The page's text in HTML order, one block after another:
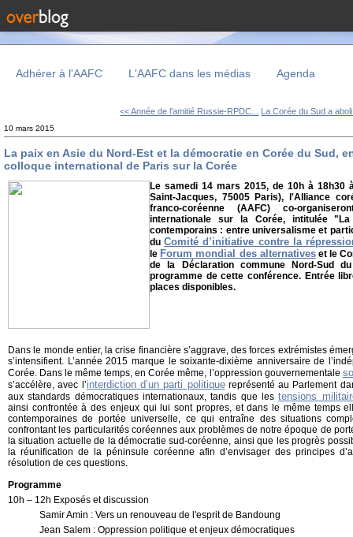
Adhérer à l'AAFC L'AAFC dans les médias Agenda
<< Année de l'amitié Russie-RPDC... La Corée du Sud a
10 mars 2015
La paix en Asie du Nord-Est et la démocratie en Corée du Sud,
colloque international de Paris sur la Corée
Le samedi 14 mars 2015, de 10h à 18h30
Saint-Jacques, 75005 Paris), l'Alliance
franco-coréenne (AAFC) co-
internationale sur la Corée, intitulée
contemporains : entre universalisme et
duComité d’initiative contre la
le Forum mondial des alternativeset le
de la Déclaration commune Nord-Sud
programme de cette conférence. Entrée
places disponibles.
Dans le monde entier, la crise financière s’aggrave, des forces extrémistes
s’intensifient. L’année 2015 marque le soixante-dixième anniversaire de
Corée. Dans le même temps, en Corée même, l’oppression gouvernementale
s’accélère, avec l’interdiction d’un parti politiquereprésenté au Parlement
aux standards démocratiques internationaux, tandis que lestensions
ainsi confrontée à des enjeux qui lui sont propres, et dans le même temps
contemporaines de portée universelle, ce qui entraîne des situations
confrontant les particularités coréennes aux problèmes de notre époque de
la situation actuelle de la démocratie sud-coréenne, ainsi que les progrès
la réunification de la péninsule coréenne afin d’envisager des principes
résolution de ces questions.
Programme
10h – 12h Exposés et discussion
Samir Amin : Vers un renouveau de l'esprit de Bandoung
Jean Salem : Oppression politique et enjeux démocratiques